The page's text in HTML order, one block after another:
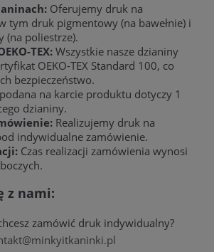
Oferujemy druk na
tym druk pigmentowy (na bawełnie) i
(na poliestrze).
TEX:Wszystkie nasze dzianiny
OEKO-TEX Standard 100, co
bezpieczeństwo.
na karcie produktu dotyczy 1
dzianiny.
Realizujemy druk na
indywidualne zamówienie.
Czas realizacji zamówienia wynosi
z nami:
zamówić druk indywidualny?